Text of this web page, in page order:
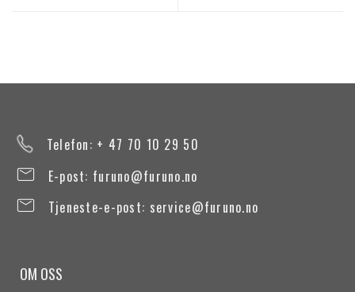
Telefon: + 47 70 10 29 50
E-post: furuno@furuno.no
Tjeneste-e-post: service@furuno.no
OM OSS